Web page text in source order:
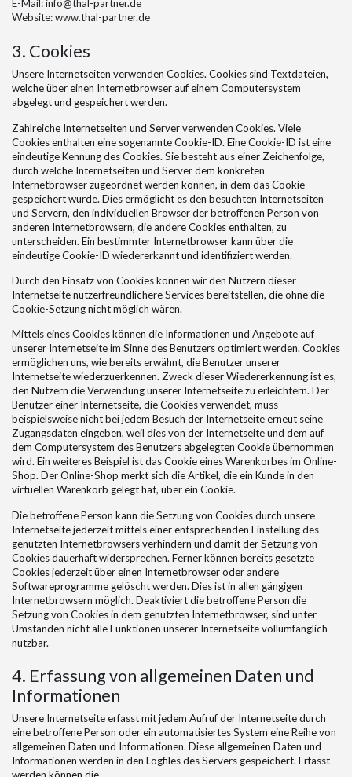
E-Mail: info@thal-partner.de
Website: www.thal-partner.de
3. Cookies
Unsere Internetseiten verwenden Cookies. Cookies sind Textdateien,
welche über einen Internetbrowser auf einem Computersystem
abgelegt und gespeichert werden.
Zahlreiche Internetseiten und Server verwenden Cookies. Viele
Cookies enthalten eine sogenannte Cookie-ID. Eine Cookie-ID ist eine
eindeutige Kennung des Cookies. Sie besteht aus einer Zeichenfolge,
durch welche Internetseiten und Server dem konkreten
Internetbrowser zugeordnet werden können, in dem das Cookie
gespeichert wurde. Dies ermöglicht es den besuchten Internetseiten
und Servern, den individuellen Browser der betroffenen Person von
anderen Internetbrowsern, die andere Cookies enthalten, zu
unterscheiden. Ein bestimmter Internetbrowser kann über die
eindeutige Cookie-ID wiedererkannt und identifiziert werden.
Durch den Einsatz von Cookies können wir den Nutzern dieser
Internetseite nutzerfreundlichere Services bereitstellen, die ohne die
Cookie-Setzung nicht möglich wären.
Mittels eines Cookies können die Informationen und Angebote auf
unserer Internetseite im Sinne des Benutzers optimiert werden. Cookies
ermöglichen uns, wie bereits erwähnt, die Benutzer unserer
Internetseite wiederzuerkennen. Zweck dieser Wiedererkennung ist es,
den Nutzern die Verwendung unserer Internetseite zu erleichtern. Der
Benutzer einer Internetseite, die Cookies verwendet, muss
beispielsweise nicht bei jedem Besuch der Internetseite erneut seine
Zugangsdaten eingeben, weil dies von der Internetseite und dem auf
dem Computersystem des Benutzers abgelegten Cookie übernommen
wird. Ein weiteres Beispiel ist das Cookie eines Warenkorbes im Online-
Shop. Der Online-Shop merkt sich die Artikel, die ein Kunde in den
virtuellen Warenkorb gelegt hat, über ein Cookie.
Die betroffene Person kann die Setzung von Cookies durch unsere
Internetseite jederzeit mittels einer entsprechenden Einstellung des
genutzten Internetbrowsers verhindern und damit der Setzung von
Cookies dauerhaft widersprechen. Ferner können bereits gesetzte
Cookies jederzeit über einen Internetbrowser oder andere
Softwareprogramme gelöscht werden. Dies ist in allen gängigen
Internetbrowsern möglich. Deaktiviert die betroffene Person die
Setzung von Cookies in dem genutzten Internetbrowser, sind unter
Umständen nicht alle Funktionen unserer Internetseite vollumfänglich
nutzbar.
4. Erfassung von allgemeinen Daten und
Informationen
Unsere Internetseite erfasst mit jedem Aufruf der Internetseite durch
eine betroffene Person oder ein automatisiertes System eine Reihe von
allgemeinen Daten und Informationen. Diese allgemeinen Daten und
Informationen werden in den Logfiles des Servers gespeichert. Erfasst